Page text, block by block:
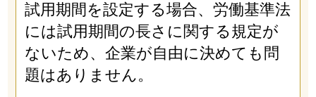
試用期間を設定する場合、労働基準法
には試用期間の長さに関する規定が
ないため、企業が自由に決めても問
題はありません。